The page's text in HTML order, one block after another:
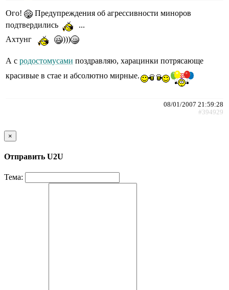
Ого!
Предупреждения об агрессивности миноров
подтвердились
Ахтунг
)))
А с родостомусами поздравляю, харацинки потрясающе
красивые в стае и абсолютно мирные.
08/01/2007 21:59:28
#394929
×
Отправить U2U
Тема: